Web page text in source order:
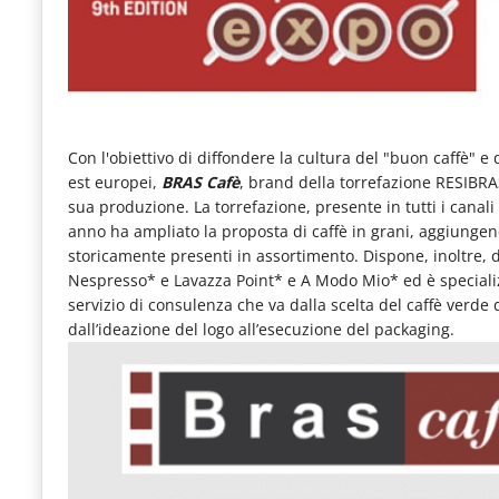
e
quotidiani
mondo
dell'alimentazione,
dei
consumi
fuoricasa,
del
Food
Service
Con l'obiettivo di diffondere la cultura del "buon caffè"
est europei, BRAS Cafè, brand della torrefazione
sua produzione. La torrefazione, presente in tutti i
anno ha ampliato la proposta di caffè in grani,
storicamente presenti in assortimento. Dispone, inoltre,
Nespresso* e Lavazza Point* e A Modo Mio* ed è
servizio di consulenza che va dalla scelta del caffè
dall’ideazione del logo all’esecuzione del packaging.